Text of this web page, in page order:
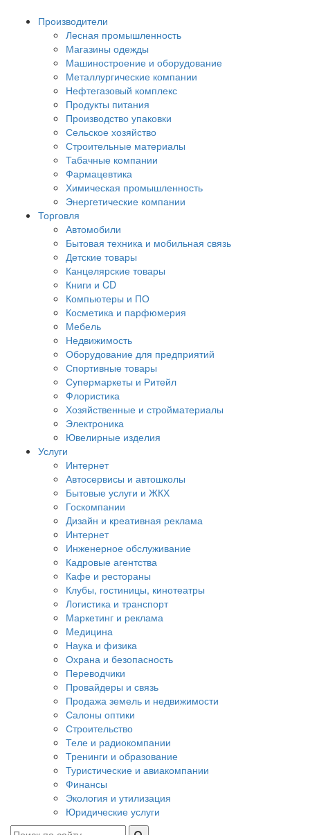
Производители
Лесная промышленность
Магазины одежды
Машиностроение и оборудование
Металлургические компании
Нефтегазовый комплекс
Продукты питания
Производство упаковки
Сельское хозяйство
Строительные материалы
Табачные компании
Фармацевтика
Химическая промышленность
Энергетические компании
Торговля
Автомобили
Бытовая техника и мобильная связь
Детские товары
Канцелярские товары
Книги и CD
Компьютеры и ПО
Косметика и парфюмерия
Мебель
Недвижимость
Оборудование для предприятий
Спортивные товары
Супермаркеты и Ритейл
Флористика
Хозяйственные и стройматериалы
Электроника
Ювелирные изделия
Услуги
Интернет
Автосервисы и автошколы
Бытовые услуги и ЖКХ
Госкомпании
Дизайн и креативная реклама
Интернет
Инженерное обслуживание
Кадровые агентства
Кафе и рестораны
Клубы, гостиницы, кинотеатры
Логистика и транспорт
Маркетинг и реклама
Медицина
Наука и физика
Охрана и безопасность
Переводчики
Провайдеры и связь
Продажа земель и недвижимости
Салоны оптики
Строительство
Теле и радиокомпании
Тренинги и образование
Туристические и авиакомпании
Финансы
Экология и утилизация
Юридические услуги